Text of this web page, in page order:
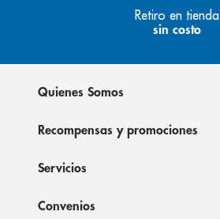
Retiro en tienda
sin costo
Quienes Somos
Recompensas y promociones
Servicios
Convenios